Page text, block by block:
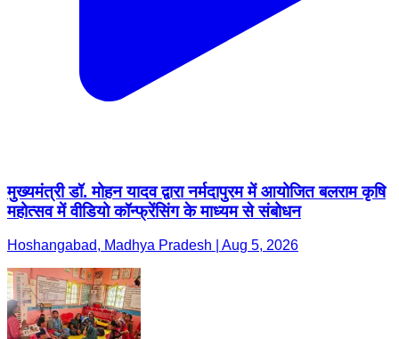
मुख्यमंत्री डॉ. मोहन यादव द्वारा नर्मदापुरम में आयोजित बलराम कृषि
महोत्सव में वीडियो कॉन्फ्रेंसिंग के माध्यम से संबोधन
Hoshangabad, Madhya Pradesh | Aug 5, 2026